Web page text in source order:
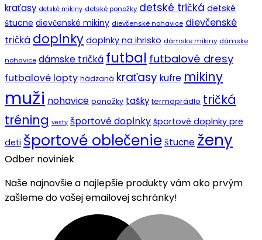
kraťasy detské mikiny detské ponožky detské tričká detské
štucne dievčenské mikiny dievčenské nohavice dievčenské
tričká doplnky doplnky na ihrisko dámske mikiny dámske
nohavice dámske tričká futbal futbalové dresy
futbalové lopty hádzaná kraťasykufre mikiny
muži nohavice ponožky tašky termoprádlo tričká
tréning vesty športové doplnky športové doplnky pre
deti športové oblečenieštucne ženy
Odber noviniek
Naše najnovšie a najlepšie produkty vám ako prvým
zašleme do vašej emailovej schránky!